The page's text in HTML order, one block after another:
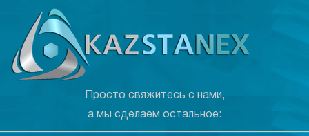
Просто свяжитесь с нами,
а мы сделаем остальное: